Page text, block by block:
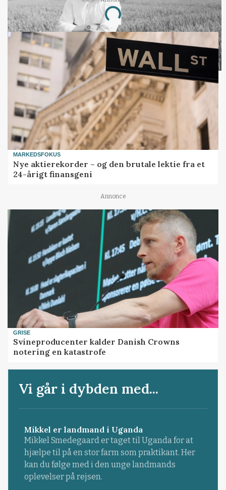
Loading...
MARKEDSFOKUS
Nye aktierekorder – og den brutale lektie fra et
24-årigt finansgeni
Annonce
GRISE
Svineproducenter kalder Danish Crowns
notering en katastrofe
Vi går i dybden med...
Mikkel er landmand i Uganda
Mikkel Smedegaard er taget til Uganda for at
hjælpe til på en stor farm som praktikant. Her
kan du følge med i den unge landmands
oplevelser på rejsen.